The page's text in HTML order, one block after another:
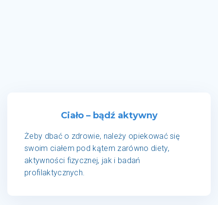
Ciało – bądź aktywny
Żeby dbać o zdrowie, należy opiekować się
swoim ciałem pod kątem zarówno diety,
aktywności fizycznej, jak i badań
profilaktycznych.